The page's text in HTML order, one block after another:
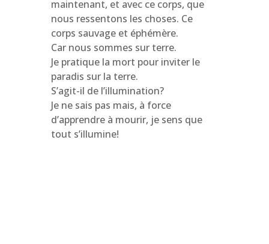
maintenant, et avec ce corps, que
nous ressentons les choses. Ce
corps sauvage et éphémère.
Car nous sommes sur terre.
Je pratique la mort pour inviter le
paradis sur la terre.
S’agit-il de l’illumination?
Je ne sais pas mais, à force
d’apprendre à mourir, je sens que
tout s’illumine!